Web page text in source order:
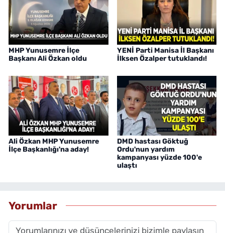
MHP Yunusemre İlçe
Başkanı Ali Özkan oldu
YENİ Parti Manisa İl Başkanı
İlksen Özalper tutuklandı!
Ali Özkan MHP Yunusemre
İlçe Başkanlığı'na aday!
DMD hastası Göktuğ
Ordu'nun yardım
kampanyası yüzde 100'e
ulaştı
Yorumlar